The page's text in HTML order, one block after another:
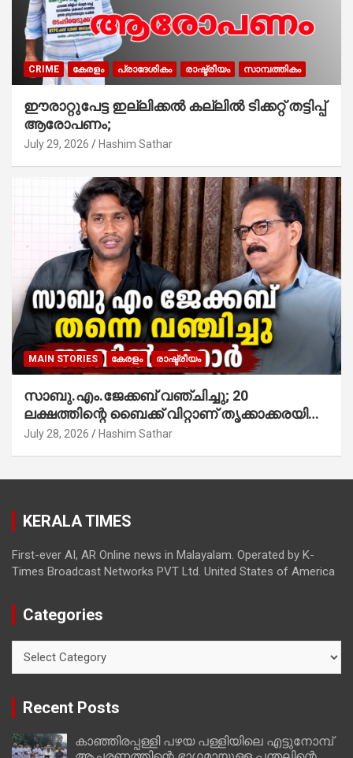
CRIME കേരളം പ്രാദേശികം രാഷ്ട്രീയം സാമ്പത്തികം
ഈരാറ്റുപേട്ട ഇല്ലിക്കൽ കല്ലിൽ ടിക്കറ്റ് തട്ടിപ്പ്
ആരോപണം;
July 29, 2026 Hashim Sathar
MAIN STORIES കേരളം രാഷ്ട്രീയം
സാബു.എം.ജേക്കബ് വഞ്ചിച്ചു; 20
ലക്ഷത്തിന്റെ ബൈക്ക് വിറ്റാണ് തൃക്കാക്കരയില്‍
മത്സരിച്ചത്! പ്രചാരണത്തിന് രണ്ടേ രണ്ടുപേര്‍
അഖില്‍ മാരാര്‍ ട്വന്റി 20 വിട്ടു
July 28, 2026 Hashim Sathar
KERALA TIMES
First-ever AI, AR Online news in Malayalam. Operated by K-
Times Broadcast Networks PVT Ltd. United States of America
Categories
Recent Posts
കാഞ്ഞിരപ്പള്ളി പഴയ പള്ളിയിലെ എട്ടുനോമ്പ്